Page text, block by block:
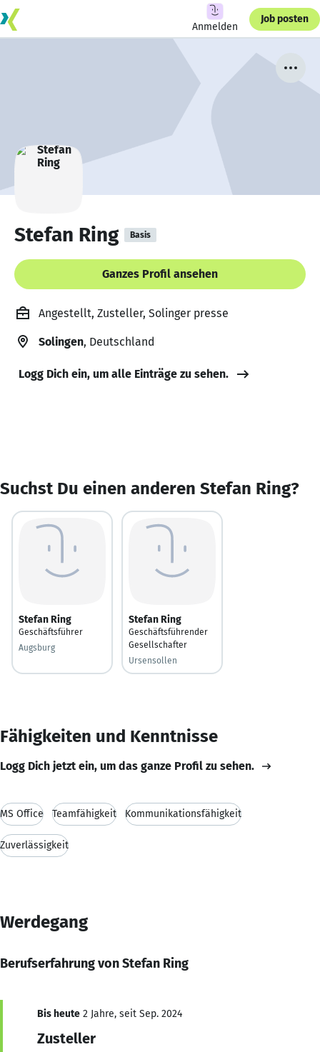
Anmelden
Job posten
Stefan Ring Basis
Ganzes Profil ansehen
Angestellt, Zusteller, Solinger presse
Solingen, Deutschland
Logg Dich ein, um alle Einträge zu sehen.
Suchst Du einen anderen Stefan Ring?
Stefan Ring
Geschäftsführer
Augsburg
Stefan Ring
Geschäftsführender
Gesellschafter
Ursensollen
Fähigkeiten und Kenntnisse
Logg Dich jetzt ein, um das ganze Profil zu sehen.
MS Office Teamfähigkeit Kommunikationsfähigkeit
Zuverlässigkeit
Werdegang
Berufserfahrung von Stefan Ring
Bis heute 2 Jahre, seit Sep. 2024
Zusteller